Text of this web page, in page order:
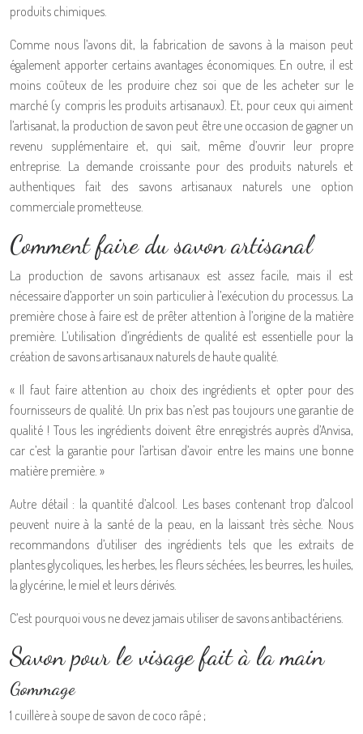
produits chimiques.
Comme nous l’avons dit, la fabrication de savons à la maison peut
également apporter certains avantages économiques. En outre, il est
moins coûteux de les produire chez soi que de les acheter sur le
marché (y compris les produits artisanaux). Et, pour ceux qui aiment
l’artisanat, la production de savon peut être une occasion de gagner un
revenu supplémentaire et, qui sait, même d’ouvrir leur propre
entreprise. La demande croissante pour des produits naturels et
authentiques fait des savons artisanaux naturels une option
commerciale prometteuse.
Comment faire du savon artisanal
La production de savons artisanaux est assez facile, mais il est
nécessaire d’apporter un soin particulier à l’exécution du processus. La
première chose à faire est de prêter attention à l’origine de la matière
première. L’utilisation d’ingrédients de qualité est essentielle pour la
création de savons artisanaux naturels de haute qualité.
« Il faut faire attention au choix des ingrédients et opter pour des
fournisseurs de qualité. Un prix bas n’est pas toujours une garantie de
qualité ! Tous les ingrédients doivent être enregistrés auprès d’Anvisa,
car c’est la garantie pour l’artisan d’avoir entre les mains une bonne
matière première. »
Autre détail : la quantité d’alcool. Les bases contenant trop d’alcool
peuvent nuire à la santé de la peau, en la laissant très sèche. Nous
recommandons d’utiliser des ingrédients tels que les extraits de
plantes glycoliques, les herbes, les fleurs séchées, les beurres, les huiles,
la glycérine, le miel et leurs dérivés.
C’est pourquoi vous ne devez jamais utiliser de savons antibactériens.
Savon pour le visage fait à la main
Gommage
1 cuillère à soupe de savon de coco râpé ;